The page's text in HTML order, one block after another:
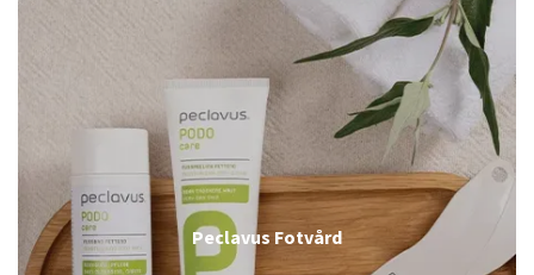
Peclavus Fotvård